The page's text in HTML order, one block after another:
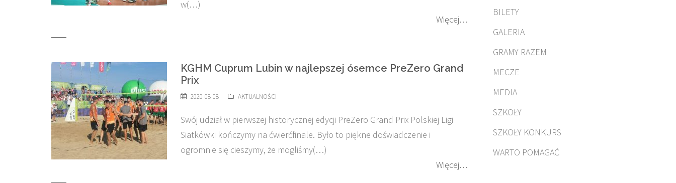
w(…)
Więcej…
KGHM Cuprum Lubin w najlepszej ósemce PreZero Grand
Prix
2020-08-08 AKTUALNOŚCI
Swój udział w pierwszej historycznej edycji PreZero Grand Prix Polskiej Ligi
Siatkówki kończymy na ćwierćfinale. Było to piękne doświadczenie i
ogromnie się cieszymy, że mogliśmy(…)
Więcej…
BILETY
GALERIA
GRAMY RAZEM
MECZE
MEDIA
SZKOŁY
SZKOŁY KONKURS
WARTO POMAGAĆ